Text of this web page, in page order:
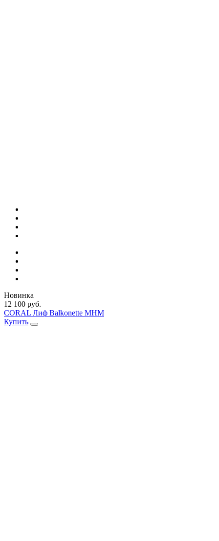
Новинка
12 100 руб.
CORAL Лиф Balkonette MHM
Купить